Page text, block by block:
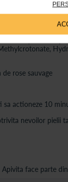
Powder*,
Allantoin,
rose sauvage
actioneze 10
nevoilor pielii
face parte